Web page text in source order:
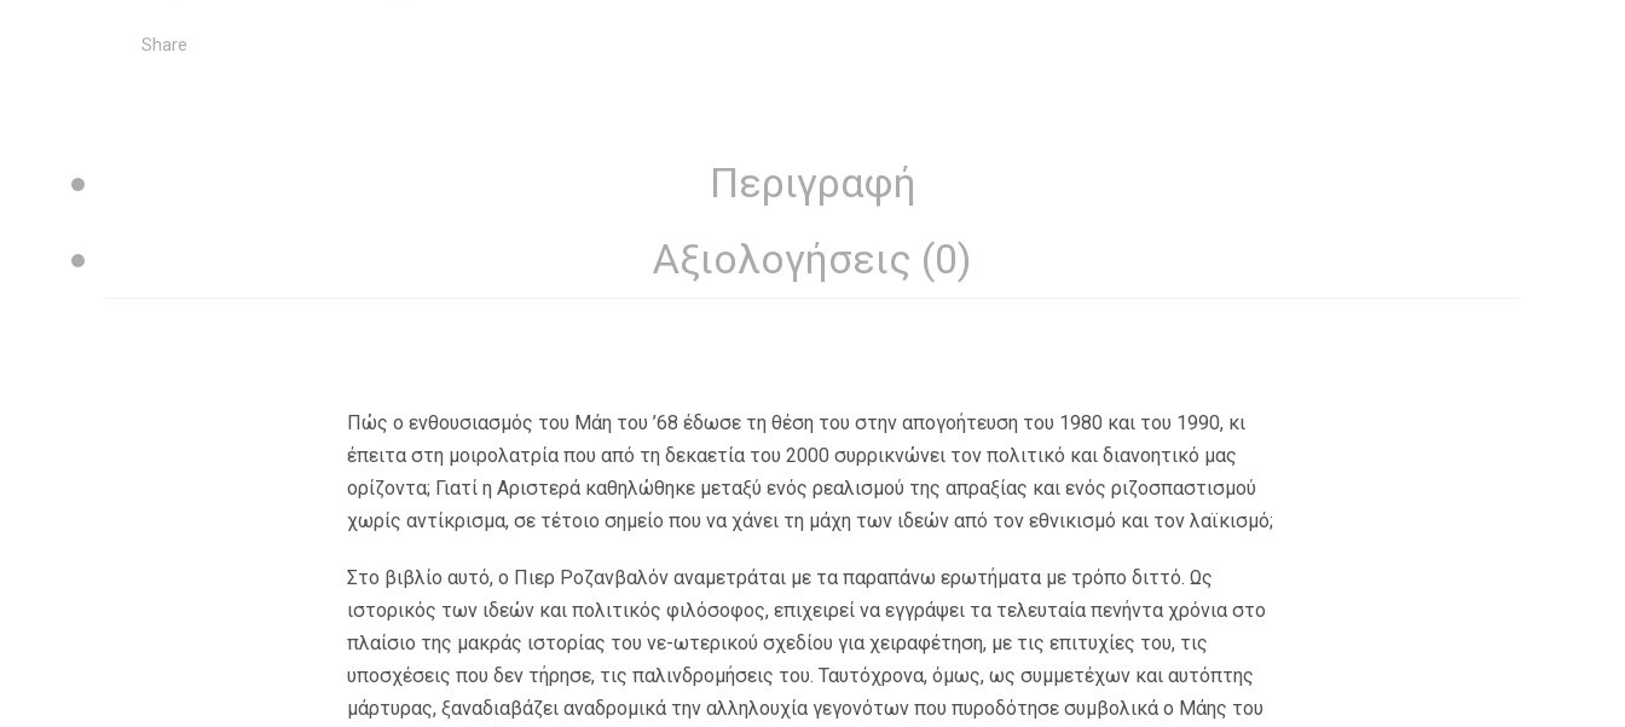
Share
Περιγραφή
Αξιολογήσεις (0)
Πώς ο ενθουσιασμός του Μάη του ’68 έδωσε τη θέση του στην απογοήτευση του 1980 και του 1990, κι
έπειτα στη μοιρολατρία που από τη δεκαετία του 2000 συρρικνώνει τον πολιτικό και διανοητικό μας
ορίζοντα; Γιατί η Αριστερά καθηλώθηκε μεταξύ ενός ρεαλισμού της απραξίας και ενός ριζοσπαστισμού
χωρίς αντίκρισμα, σε τέτοιο σημείο που να χάνει τη μάχη των ιδεών από τον εθνικισμό και τον λαϊκισμό;
Στο βιβλίο αυτό, ο Πιερ Ροζανβαλόν αναμετράται με τα παραπάνω ερωτήματα με τρόπο διττό. Ως
ιστορικός των ιδεών και πολιτικός φιλόσοφος, επιχειρεί να εγγράψει τα τελευταία πενήντα χρόνια στο
πλαίσιο της μακράς ιστορίας του νε-ωτερικού σχεδίου για χειραφέτηση, με τις επιτυχίες του, τις
υποσχέσεις που δεν τήρησε, τις παλινδρομήσεις του. Ταυτόχρονα, όμως, ως συμμετέχων και αυτόπτης
μάρτυρας, ξαναδιαβάζει αναδρομικά την αλληλουχία γεγονότων που πυροδότησε συμβολικά ο Μάης του